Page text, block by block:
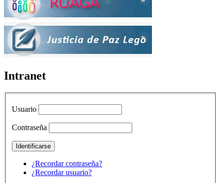
Intranet
Usuario
Contraseña
¿Recordar contraseña?
¿Recordar usuario?